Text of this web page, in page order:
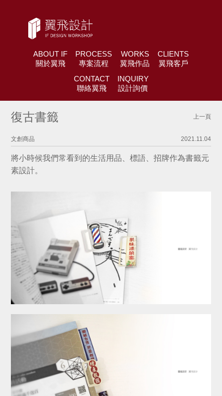
ABOUT IF
關於翼飛
PROCESS
專案流程
WORKS
翼飛作品
CLIENTS
翼飛客戶
CONTACT
聯絡翼飛
INQUIRY
設計詢價
復古書籤 上一頁
文創商品 2021.11.04
將小時候我們常看到的生活用品、標語、招牌作為書籤元
素設計。